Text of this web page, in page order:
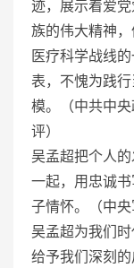
迹，展示着爱
族的伟大精神
医疗科学战线
表，不愧为践
模。（中共中
评）
吴孟超把个人
一起，用忠诚
子情怀。（中央
吴孟超为我们
给予我们深刻的